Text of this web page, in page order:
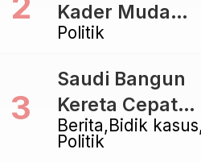
Politik
Kader Muda
Ramaikan Forum
Golkar di
Singaraja
Berita Bidik kasus
Politik
Saudi Bangun
Kereta Cepat
Rp112 Triliun,